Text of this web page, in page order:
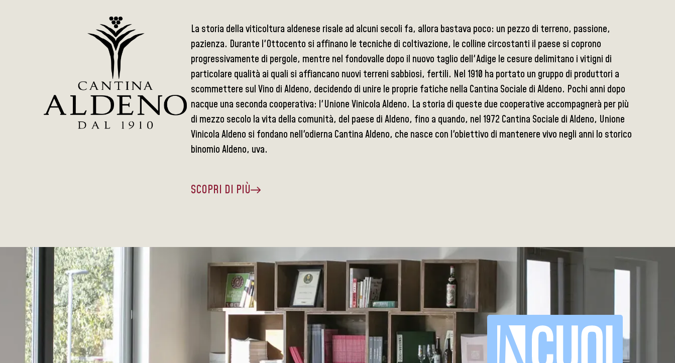
La storia della viticoltura aldenese risale ad alcuni secoli fa, allora bastava poco: un pezzo di terreno, passione,
pazienza. Durante l'Ottocento si affinano le tecniche di coltivazione, le colline circostanti il paese si coprono
progressivamente di pergole, mentre nel fondovalle dopo il nuovo taglio dell'Adige le cesure delimitano i vitigni di
particolare qualità ai quali si affiancano nuovi terreni sabbiosi, fertili. Nel 1910 ha portato un gruppo di produttori a
scommettere sul Vino di Aldeno, decidendo di unire le proprie fatiche nella Cantina Sociale di Aldeno. Pochi anni dopo
nacque una seconda cooperativa: l'Unione Vinicola Aldeno. La storia di queste due cooperative accompagnerà per più
di mezzo secolo la vita della comunità, del paese di Aldeno, fino a quando, nel 1972 Cantina Sociale di Aldeno, Unione
Vinicola Aldeno si fondano nell'odierna Cantina Aldeno, che nasce con l'obiettivo di mantenere vivo negli anni lo storico
binomio Aldeno, uva.
SCOPRI DI PIÙ